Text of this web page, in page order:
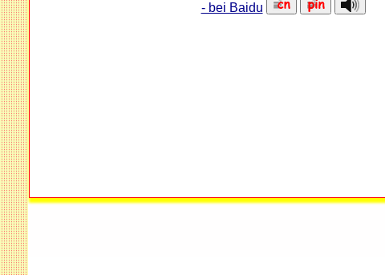
- bei Baidu